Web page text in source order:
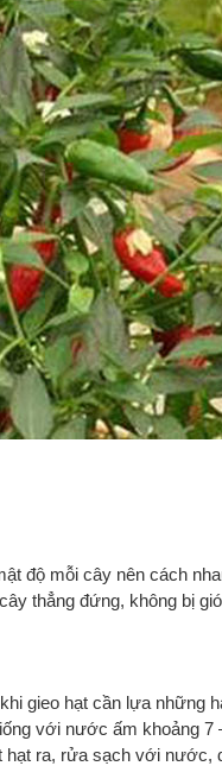
độ mỗi cây nên cách
thẳng đứng, không bị
gieo hạt cần lựa những
với nước ấm khoảng 7
hạt ra, rửa sạch với nước,